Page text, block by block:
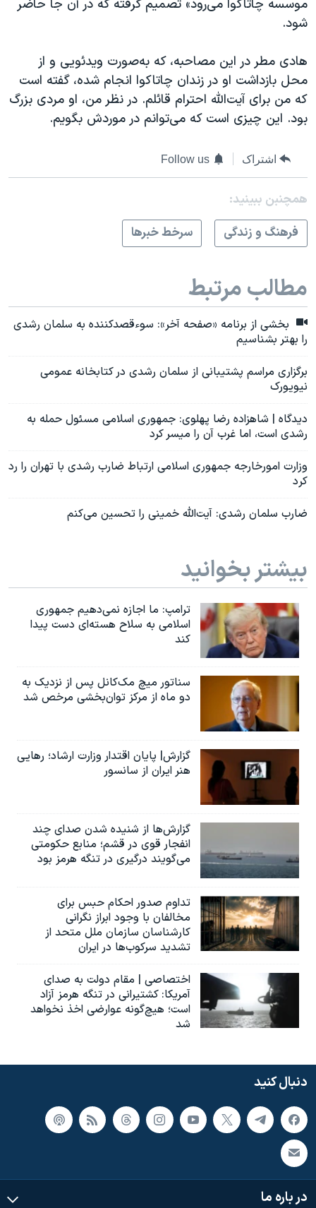
موسسه چاتاکوا می‌رود» تصمیم گرفته که در آن‌ جا حاضر
شود.
هادی مطر در این مصاحبه، که به‌صورت ویدئویی و از
محل بازداشت او در زندان چاتاکوا انجام شده، گفته‌ است
که من برای آیت‌الله احترام قائلم. در نظر من، او مردی بزرگ
بود. این چیزی است که می‌توانم در موردش بگویم.
اشتراک Follow us
همچنبن ببینید:
فرهنگ و زندگی
سرخط خبرها
مطالب مرتبط
بخشی از برنامه «صفحه آخر»: سوءقصدکننده به سلمان رشدی
را بهتر بشناسیم
برگزاری مراسم پشتیبانی از سلمان رشدی در کتابخانه عمومی
نیویورک
دیدگاه | شاهزاده رضا پهلوی: جمهوری اسلامی مسئول حمله به
رشدی است، اما غرب آن را میسر کرد
وزارت امورخارجه جمهوری اسلامی ارتباط ضارب رشدی با تهران را رد
کرد
ضارب سلمان رشدی: آیت‌الله خمینی را تحسین می‌کنم
بیشتر بخوانید
ترامپ: ما اجازه نمی‌دهیم جمهوری
اسلامی به سلاح هسته‌ای دست پیدا
کند
سناتور میچ مک‌کانل پس از نزدیک به
دو ماه از مرکز توان‌بخشی مرخص شد
گزارش| پایان اقتدار وزارت ارشاد؛ رهایی
هنر ایران از سانسور
گزارش‌ها از شنیده شدن صدای چند
انفجار قوی در قشم؛ منابع حکومتی
می‌گویند درگیری در تنگه هرمز بود
تداوم صدور احکام حبس برای
مخالفان با وجود ابراز نگرانی
کارشناسان سازمان ملل متحد از
تشدید سرکوب‌ها در ایران
اختصاصی | مقام دولت به صدای
آمریکا: کشتیرانی در تنگه هرمز آزاد
است؛ هیچ‌گونه عوارضی اخذ نخواهد
شد
دنبال کنید
در باره ما